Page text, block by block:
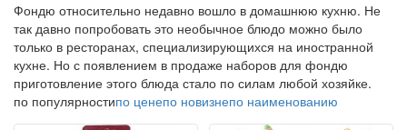
Фондю относительно недавно вошло в домашнюю кухню. Не
так давно попробовать это необычное блюдо можно было
только в ресторанах, специализирующихся на иностранной
кухне. Но с появлением в продаже наборов для фондю
приготовление этого блюда стало по силам любой хозяйке.
по популярностипо ценепо новизнепо наименованию